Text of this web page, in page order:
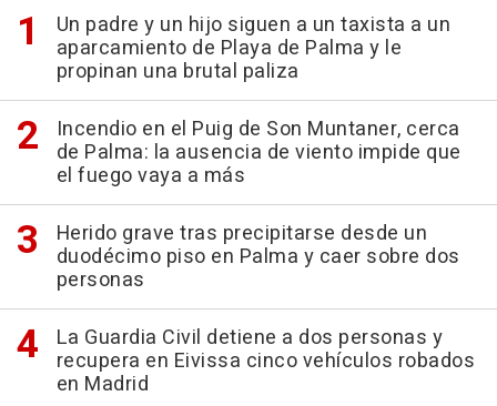
Un padre y un hijo siguen a un taxista a un
aparcamiento de Playa de Palma y le
propinan una brutal paliza
Incendio en el Puig de Son Muntaner, cerca
de Palma: la ausencia de viento impide que
el fuego vaya a más
Herido grave tras precipitarse desde un
duodécimo piso en Palma y caer sobre dos
personas
La Guardia Civil detiene a dos personas y
recupera en Eivissa cinco vehículos robados
en Madrid